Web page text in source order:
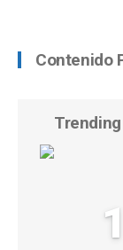
Contenido
Trending
1